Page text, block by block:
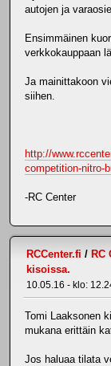
autojen ja
Ensimmäinen
verkkokauppaan
Ja mainittakoon
siihen.
http://
competition-nitro-
-RC Center
RCCenter.fi / RC
kisoissa.
10.05.16 - klo:
Tomi Laaksonen
mukana erittäin
Jos haluaa tilata